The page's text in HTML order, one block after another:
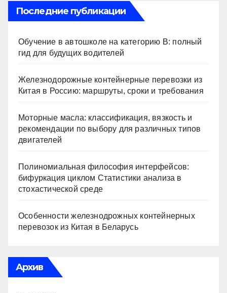
Последние публикации
Обучение в автошколе на категорию В: полный
гид для будущих водителей
Железнодорожные контейнерные перевозки из
Китая в Россию: маршруты, сроки и требования
Моторные масла: классификация, вязкость и
рекомендации по выбору для различных типов
двигателей
Полиномиальная философия интерфейсов:
бифуркация циклом Статистики анализа в
стохастической среде
Особенности железнодрожных контейнерных
перевозок из Китая в Беларусь
Архив